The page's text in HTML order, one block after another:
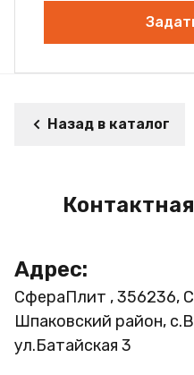
Назад в каталог
Адрес:
СфераПлит , 356236,
Шпаковский район,
ул.Батайская 3